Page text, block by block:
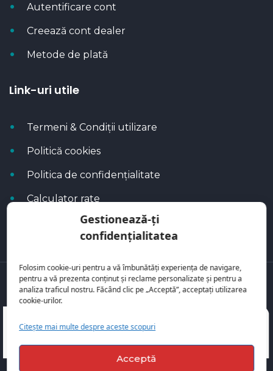
Gestionează-ți
confidențialitatea
Folosim cookie-uri pentru a vă îmbunătăți experiența de navigare,
pentru a vă prezenta conținut și reclame personalizate și pentru a
analiza traficul nostru. Făcând clic pe „Acceptă”, acceptați utilizarea
cookie-urilor.
Citește mai multe despre aceste scopuri
Acceptă
Autentificare cont
Creează cont dealer
Metode de plată
Link-uri utile
Termeni & Condiții utilizare
Politică cookies
Politica de confidențialitate
Calculator rate
Blog Autoflux
Toate mașinile se regăsesc peAutoFlux